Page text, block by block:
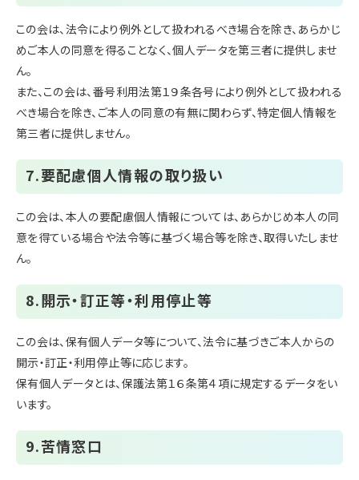
この会は、法令により例外として扱われるべき場合を除き、あらかじ
めご本人の同意を得ることなく、個人データを第三者に提供しませ
ん。
また、この会は、番号利用法第１９条各号により例外として扱われる
べき場合を除き、ご本人の同意の有無に関わらず、特定個人情報を
第三者に提供しません。
7.要配慮個人情報の取り扱い
この会は、本人の要配慮個人情報については、あらかじめ本人の同
意を得ている場合や法令等に基づく場合等を除き、取得いたしませ
ん。
8.開示・訂正等・利用停止等
この会は、保有個人データ等について、法令に基づきご本人からの
開示・訂正・利用停止等に応じます。
保有個人データとは、保護法第１６条第４項に規定するデータをい
います。
9.苦情窓口